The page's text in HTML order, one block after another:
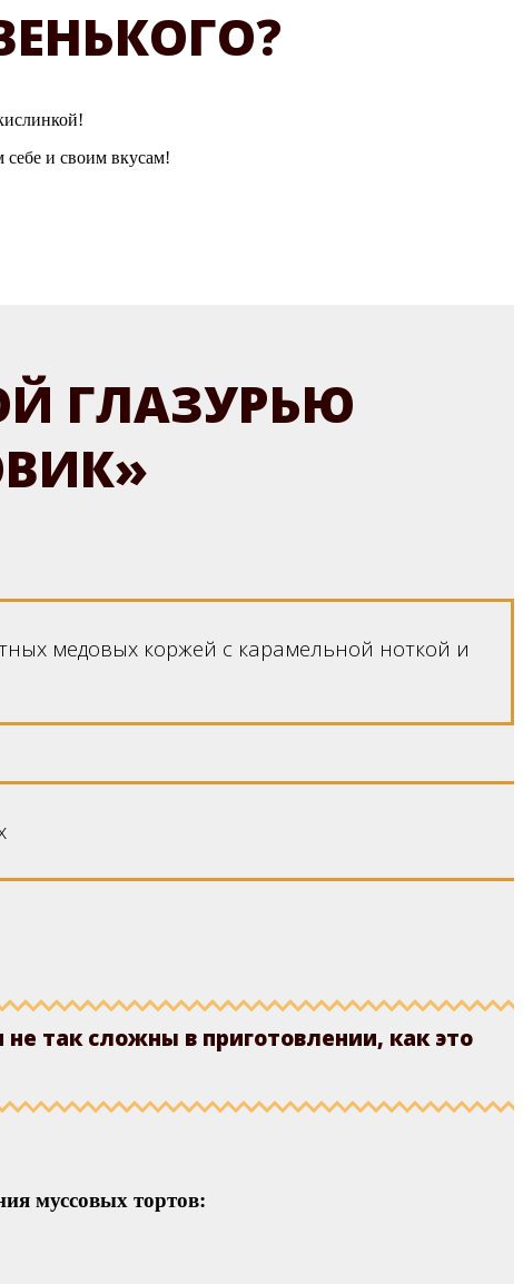
себе и своим вкусам!
ГЛАЗУРЬЮ
медовых коржей с карамельной ноткой и
так сложны в приготовлении, как это
муссовых тортов: